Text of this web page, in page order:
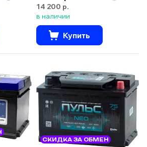
14 200 р.
в наличии
Купить
СКИДКА ЗА ОБМЕН